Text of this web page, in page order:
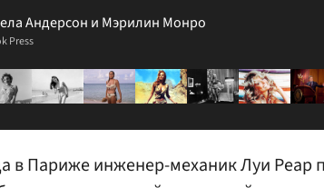
Андерсон и Мэрилин Монро
Press
в Париже инженер-механик Луи Реар